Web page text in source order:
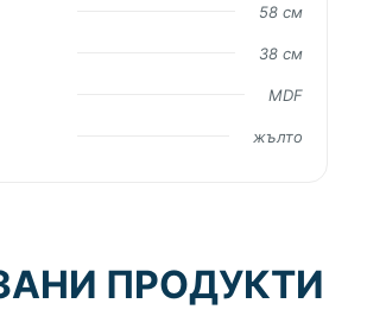
58 см
38 см
MDF
жълто
ПРОДУКТИ